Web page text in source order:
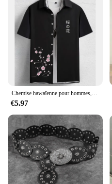
Chemise hawaïenne pour hommes, impression de fleurs et de texte 3D, sweat-shirt de fête de plage, chemise et chemisier de haute qualité, vêtements pour hommes
€5.97